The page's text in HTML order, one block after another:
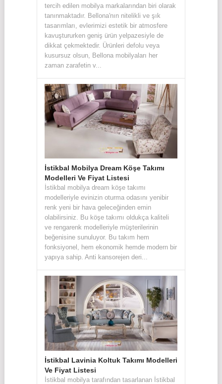
tercih edilen mobilya markalarından biri olarak
tanınmaktadır. Bellona'nın nitelikli ve şık
tasarımları, evlerimizi estetik bir atmosfere
kavuştururken geniş ürün yelpazesiyle de
dikkat çekmektedir. Ürünleri defolu veya
kusursuz olsun, Bellona mobilyaları her
zaman zarafetin v...
İstikbal Mobilya Dream Köşe Takımı
Modelleri Ve Fiyat Listesi
İstikbal mobilya dream köşe takımı
modelleriyle evinizin oturma odasını yenibir
renk yeni bir hava geleceğinden emin
olabilirsiniz. Bu köşe takımı oldukça kaliteli
ve rengarenk modelleriyle müşterilerinin
beğenisine sunuluyor. Bu takım hem
fonksiyonel, hem ekonomik hemde modern bir
yapıya sahip. Anti kansorejen deri...
İstikbal Lavinia Koltuk Takımı Modelleri
Ve Fiyat Listesi
İstikbal mobilya tarafından tasarlanan İstikbal